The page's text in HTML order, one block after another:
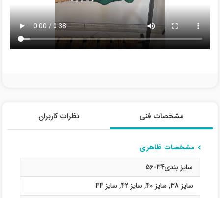
مشخصات فنی نظرات کاربران
مشخصات ظاهری
سایز بندی34-56
سایز 38
, سایز 40 , سایز 42 , سایز 44